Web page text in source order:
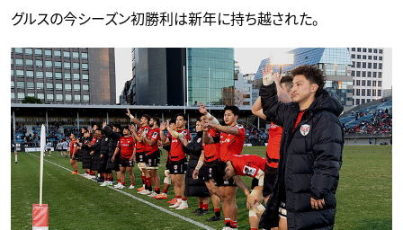
グルスの今シーズン初勝利は新年に持ち越された。